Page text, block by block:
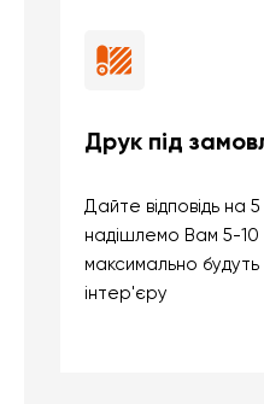
Друк під
Дайте відповідь на 5
надішлемо Вам 5-10
максимально будуть
інтер'єру